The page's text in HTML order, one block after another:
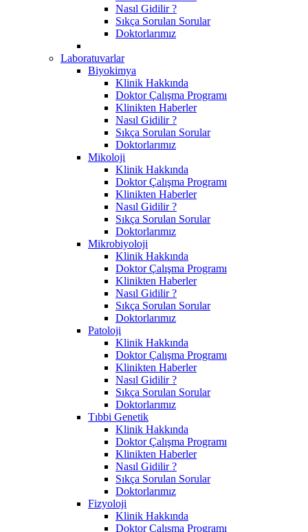
Nasıl Gidilir ?
Sıkça Sorulan Sorular
Doktorlarımız
Laboratuvarlar
Biyokimya
Klinik Hakkında
Doktor Çalışma Programı
Klinikten Haberler
Nasıl Gidilir ?
Sıkça Sorulan Sorular
Doktorlarımız
Mikoloji
Klinik Hakkında
Doktor Çalışma Programı
Klinikten Haberler
Nasıl Gidilir ?
Sıkça Sorulan Sorular
Doktorlarımız
Mikrobiyoloji
Klinik Hakkında
Doktor Çalışma Programı
Klinikten Haberler
Nasıl Gidilir ?
Sıkça Sorulan Sorular
Doktorlarımız
Patoloji
Klinik Hakkında
Doktor Çalışma Programı
Klinikten Haberler
Nasıl Gidilir ?
Sıkça Sorulan Sorular
Doktorlarımız
Tıbbi Genetik
Klinik Hakkında
Doktor Çalışma Programı
Klinikten Haberler
Nasıl Gidilir ?
Sıkça Sorulan Sorular
Doktorlarımız
Fizyoloji
Klinik Hakkında
Doktor Çalışma Programı